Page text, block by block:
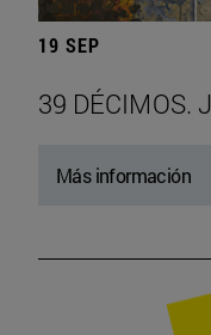
19 SEP
39 DÉCIMOS.
Más información